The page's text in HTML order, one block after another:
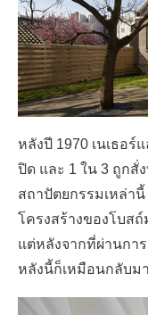
หลังปี 1970 เนเธอ
ปิด และ 1 ใน 3 ถูกสั่
สถาปัตยกรรมเหล่า
โครงสร้างของโบส
แต่หลังจากที่ผ่านกา
หลังนี้ก็เหมือนกลับม